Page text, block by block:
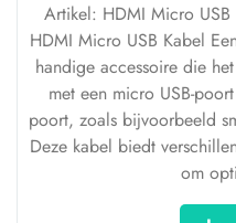
Artikel: HDMI Micro
HDMI Micro USB Kabel
handige accessoire die
met een micro USB-
poort, zoals bijvoorbeeld
Deze kabel biedt
om